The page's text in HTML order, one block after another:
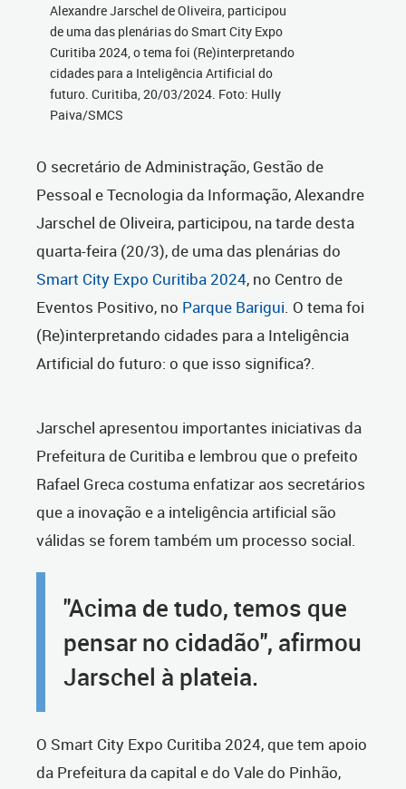
Alexandre Jarschel de Oliveira, participou
de uma das plenárias do Smart City Expo
Curitiba 2024, o tema foi (Re)interpretando
cidades para a Inteligência Artificial do
futuro. Curitiba, 20/03/2024. Foto: Hully
Paiva/SMCS
O secretário de Administração, Gestão de
Pessoal e Tecnologia da Informação, Alexandre
Jarschel de Oliveira, participou, na tarde desta
quarta-feira (20/3), de uma das plenárias do
Smart City Expo Curitiba 2024, no Centro de
Eventos Positivo, no Parque Barigui. O tema foi
(Re)interpretando cidades para a Inteligência
Artificial do futuro: o que isso significa?.
Jarschel apresentou importantes iniciativas da
Prefeitura de Curitiba e lembrou que o prefeito
Rafael Greca costuma enfatizar aos secretários
que a inovação e a inteligência artificial são
válidas se forem também um processo social.
"Acima de tudo, temos que
pensar no cidadão", afirmou
Jarschel à plateia.
O Smart City Expo Curitiba 2024, que tem apoio
da Prefeitura da capital e do Vale do Pinhão,